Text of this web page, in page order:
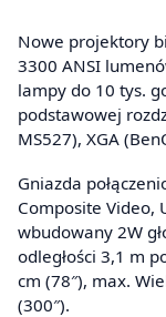
Nowe projektory
3300 ANSI
lampy do 10 tys.
podstawowej
MS527), XGA
Gniazda
Composite Video,
wbudowany 2W
odległości 3,1 m
cm (78″), max.
(300″).